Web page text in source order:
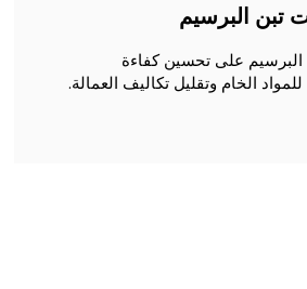
تبن البرسيم
البرسيم على تحسين كفاءة
الخام وتقليل تكاليف العمالة.